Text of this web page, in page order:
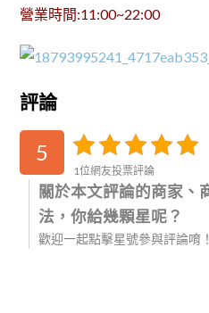
營業時間:11:00~22:00
評論
5
1位網友投票評論
關於本文評論的商家、
法，你給幾顆星呢？
歡迎一起點擊星號參與評論唷！